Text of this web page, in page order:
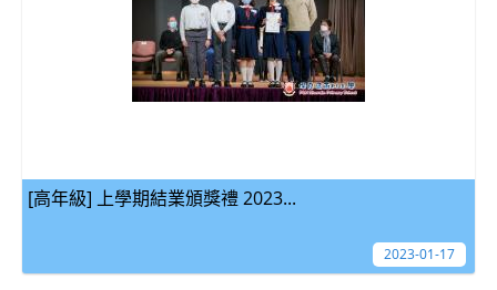
[高年級] 上學期結業頒獎禮 2023...
2023-01-17